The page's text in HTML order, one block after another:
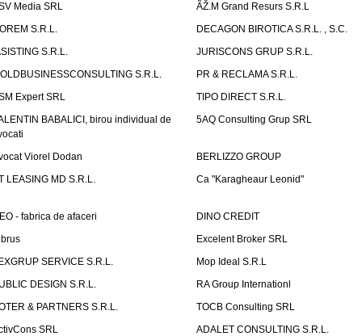
Media SRL
ÃŽ.M Grand Resurs S.R.L
S.R.L.
DECAGON BIROTICA S.R.L. , S.C.
S.R.L.
JURISCONS GRUP S.R.L.
S.R.L.
PR & RECLAMA S.R.L.
Expert SRL
TIPO DIRECT S.R.L.
BABALICI, birou individual de
5AQ Consulting Grup SRL
Viorel Dodan
BERLIZZO GROUP
LEASING MD S.R.L.
Ca "Karagheaur Leonid"
- fabrica de afaceri
DINO CREDIT
Excelent Broker SRL
SERVICE S.R.L.
Mop Ideal S.R.L
DESIGN S.R.L.
RA Group Internationl
& PARTNERS S.R.L.
TOCB Consulting SRL
SRL
ADALET CONSULTING S.R.L.